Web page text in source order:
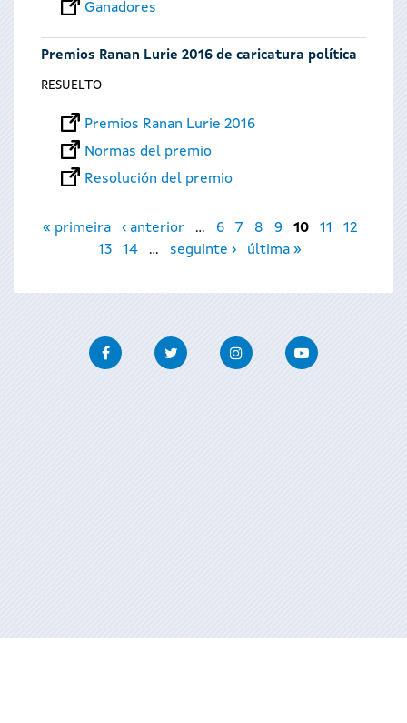
Ganadores
Premios Ranan Lurie 2016 de caricatura política
RESUELTO
Premios Ranan Lurie 2016
Normas del premio
Resolución del premio
Páginas
« primeira ‹ anterior … 6 7 8 9 10 11
12
13
14 … seguinte › última »
FacebookTwitter InstagramYoutube